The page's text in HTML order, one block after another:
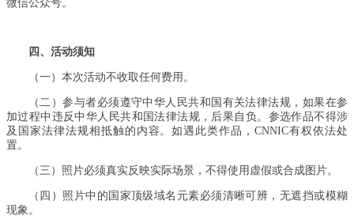
微信公众号。
四、活动须知
（一）本次活动不收取任何费用。
（二）参与者必须遵守中华人民共和国有关法律法规，如果在参
加过程中违反中华人民共和国法律法规，后果自负。参选作品不得涉
及国家法律法规相抵触的内容。如遇此类作品，CNNIC有权依法处
置。
（三）照片必须真实反映实际场景，不得使用虚假或合成图片。
（四）照片中的国家顶级域名元素必须清晰可辨，无遮挡或模糊
现象。